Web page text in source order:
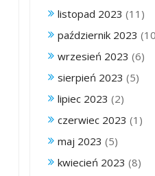
listopad 2023 (11)
październik 2023
wrzesień 2023 (6)
sierpień 2023 (5)
lipiec 2023 (2)
czerwiec 2023 (1)
maj 2023 (5)
kwiecień 2023 (8)